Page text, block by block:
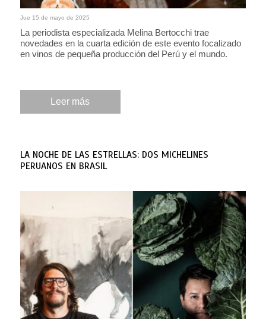
Jue 15 de mayo de 2025
La periodista especializada Melina Bertocchi trae
novedades en la cuarta edición de este evento focalizado
en vinos de pequeña producción del Perú y el mundo.
Leer más
LA NOCHE DE LAS ESTRELLAS: DOS MICHELINES
PERUANOS EN BRASIL